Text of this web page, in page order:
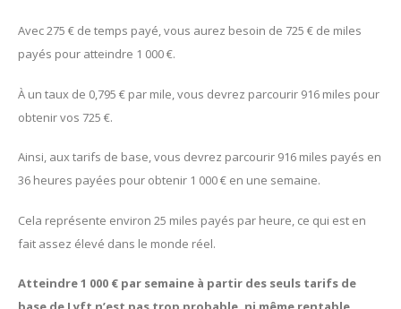
Avec 275 € de temps payé, vous aurez besoin de 725 € de miles
payés pour atteindre 1 000 €.
À un taux de 0,795 € par mile, vous devrez parcourir 916 miles pour
obtenir vos 725 €.
Ainsi, aux tarifs de base, vous devrez parcourir 916 miles payés en
36 heures payées pour obtenir 1 000 € en une semaine.
Cela représente environ 25 miles payés par heure, ce qui est en
fait assez élevé dans le monde réel.
Atteindre 1 000 € par semaine à partir des seuls tarifs de